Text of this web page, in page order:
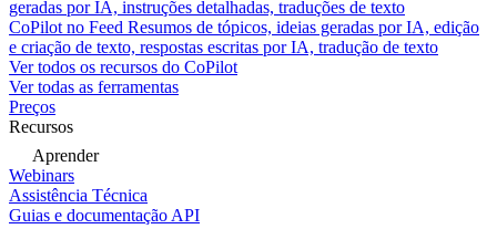
geradas por IA, instruções detalhadas, traduções de texto
CoPilot no Feed Resumos de tópicos, ideias geradas por IA, edição
e criação de texto, respostas escritas por IA, tradução de texto
Ver todos os recursos do CoPilot
Ver todas as ferramentas
Preços
Recursos
Aprender
Webinars
Assistência Técnica
Guias e documentação API